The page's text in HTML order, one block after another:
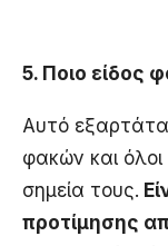
5. Ποιο είδος
Αυτό
φακών και
σημεία τους.
προτίμησης